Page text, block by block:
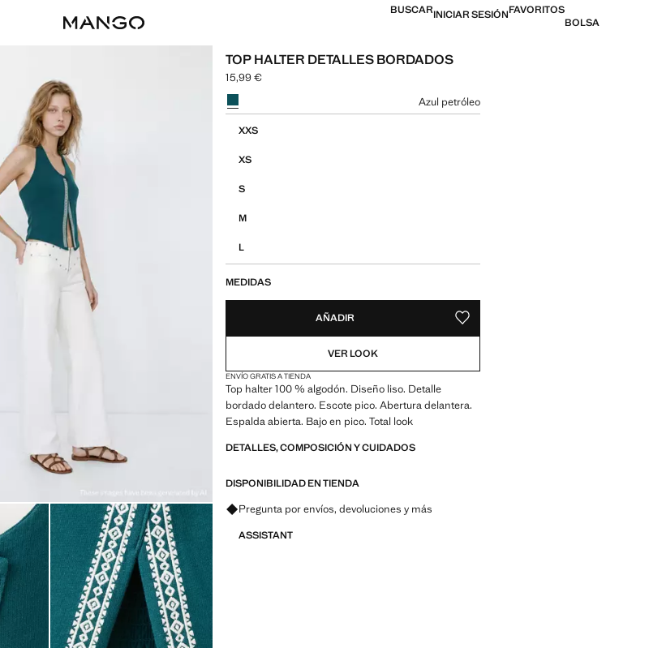
BUSCARINICIAR SESIÓNFAVORITOS
BOLSA
TOP HALTER DETALLES BORDADOS
Precio actual [15,99 € ]
15,99 €
Selecciona un color
Azul petróleo
XXS
XS
S
M
L
MEDIDAS
AÑADIR GUARDAR COMO FAVORITO
VER LOOK
ENVÍO GRATIS A TIENDA
Top halter 100 % algodón. Diseño liso. Detalle
bordado delantero. Escote pico. Abertura delantera.
Espalda abierta. Bajo en pico. Total look
DETALLES, COMPOSICIÓN Y CUIDADOS
DISPONIBILIDAD EN TIENDA
Pregunta por envíos, devoluciones y más
ASSISTANT